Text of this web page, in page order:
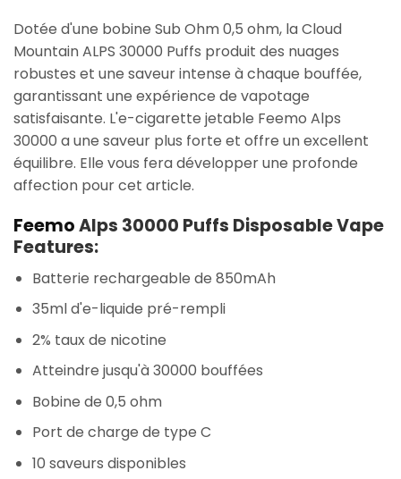
Dotée d'une bobine Sub Ohm 0,5 ohm, la Cloud
Mountain ALPS 30000 Puffs produit des nuages
robustes et une saveur intense à chaque bouffée,
garantissant une expérience de vapotage
satisfaisante. L'e-cigarette jetable Feemo Alps
30000 a une saveur plus forte et offre un excellent
équilibre. Elle vous fera développer une profonde
affection pour cet article.
FeemoAlps 30000 Puffs Disposable Vape
Features:
Batterie rechargeable de 850mAh
35ml d'e-liquide pré-rempli
2% taux de nicotine
Atteindre jusqu'à 30000 bouffées
Bobine de 0,5 ohm
Port de charge de type C
10 saveurs disponibles